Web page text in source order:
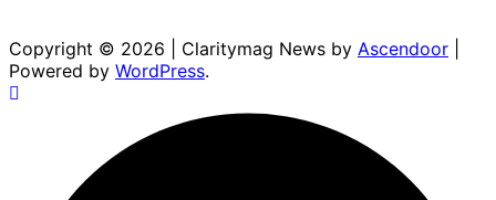
Copyright © 2026 | Claritymag News by Ascendoor
Powered by WordPress.